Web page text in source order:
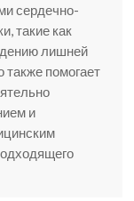
сердечно-
такие как
лишней
также помогает
и